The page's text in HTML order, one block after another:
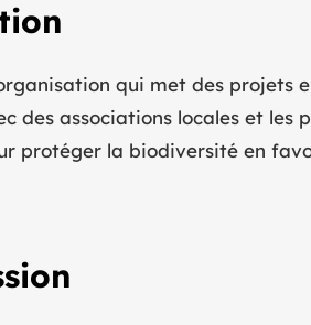
qui met des projets
des associations locales et les
protéger la biodiversité en